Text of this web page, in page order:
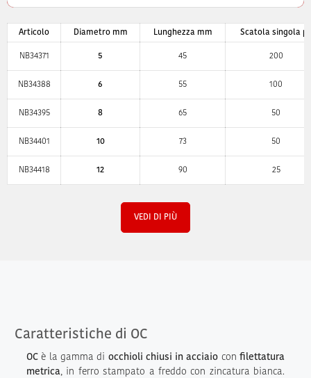
Articolo Diametro mm Lunghezza mm Scatola singola pz
NB34371 5 45 200
NB34388 6 55 100
NB34395 8 65 50
NB34401 10 73 50
NB34418 12 90 25
VEDI DI PIÙ
Caratteristiche di OC
OC è la gamma di occhioli chiusi in acciaio confilettatura
metrica, in ferro stampato a freddo con zincatura bianca.